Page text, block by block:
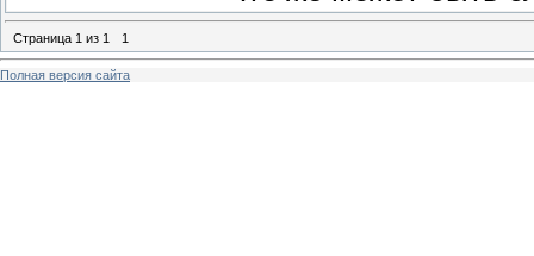
Страница 1 из 1 1
Полная версия сайта